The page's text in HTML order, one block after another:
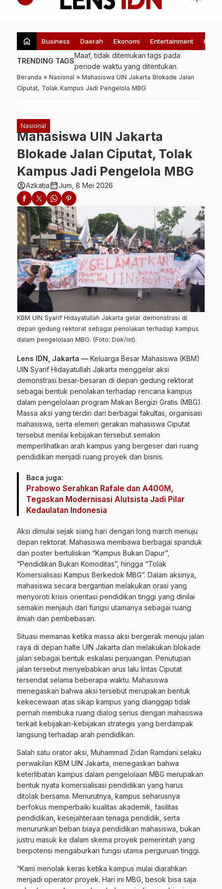
home Business Daerah Ekonomi Entertainment
TRENDING TAGS
Maaf, tidak ditemukan tags pada
periode waktu yang ditentukan.
Beranda » Nasional » Mahasiswa UIN Jakarta Blokade Jalan
Ciputat, Tolak Kampus Jadi Pengelola MBG
Nasional
Mahasiswa UIN Jakarta
Blokade Jalan Ciputat, Tolak
Kampus Jadi Pengelola MBG
account_circleAzkatiacalendar_monthJum, 8 Mei 2026
KBM UIN Syarif Hidayatullah Jakarta gelar demonstrasi di
depan gedung rektorat sebagai penolakan terhadap kampus
dalam pengelolaan MBG. (Foto: Dok/Ist).
Lens IDN, Jakarta — Keluarga Besar Mahasiswa (KBM)
UIN Syarif Hidayatullah Jakarta menggelar aksi
demonstrasi besar-besaran di depan gedung rektorat
sebagai bentuk penolakan terhadap rencana kampus
dalam pengelolaan program Makan Bergizi Gratis (MBG).
Massa aksi yang terdiri dari berbagai fakultas, organisasi
mahasiswa, serta elemen gerakan mahasiswa Ciputat
tersebut menilai kebijakan tersebut semakin
memperlihatkan arah kampus yang bergeser dari ruang
pendidikan menjadi ruang proyek dan bisnis.
Baca juga:
Prabowo Serahkan Rafale dan A400M,
Tegaskan Modernisasi Alutsista Jadi Pilar
Kedaulatan Indonesia
Aksi dimulai sejak siang hari dengan long march menuju
depan rektorat. Mahasiswa membawa berbagai spanduk
dan poster bertuliskan “Kampus Bukan Dapur”,
“Pendidikan Bukan Komoditas”, hingga “Tolak
Komersialisasi Kampus Berkedok MBG”. Dalam aksinya,
mahasiswa secara bergantian melakukan orasi yang
menyoroti krisis orientasi pendidikan tinggi yang dinilai
semakin menjauh dari fungsi utamanya sebagai ruang
ilmiah dan pembebasan.
Situasi memanas ketika massa aksi bergerak menuju jalan
raya di depan halte UIN Jakarta dan melakukan blokade
jalan sebagai bentuk eskalasi perjuangan. Penutupan
jalan tersebut menyebabkan arus lalu lintas Ciputat
tersendat selama beberapa waktu. Mahasiswa
menegaskan bahwa aksi tersebut merupakan bentuk
kekecewaan atas sikap kampus yang dianggap tidak
pernah membuka ruang dialog serius dengan mahasiswa
terkait kebijakan-kebijakan strategis yang berdampak
langsung terhadap arah pendidikan.
Salah satu orator aksi, Muhammad Zidan Ramdani selaku
perwakilan KBM UIN Jakarta, menegaskan bahwa
keterlibatan kampus dalam pengelolaan MBG merupakan
bentuk nyata komersialisasi pendidikan yang harus
ditolak bersama. Menurutnya, kampus seharusnya
berfokus memperbaiki kualitas akademik, fasilitas
pendidikan, kesejahteraan tenaga pendidik, serta
menurunkan beban biaya pendidikan mahasiswa, bukan
justru masuk ke dalam skema proyek pemerintah yang
berpotensi mengaburkan fungsi utama perguruan tinggi.
“Kami menolak keras ketika kampus mulai diarahkan
menjadi operator proyek. Hari ini MBG, besok bisa saja